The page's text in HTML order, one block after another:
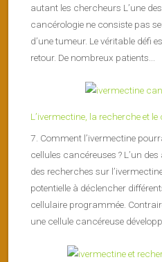
autant les chercheurs L’une
cancérologie ne consiste pas
d’une tumeur. Le véritable défi
retour. De nombreux patients...
L’ivermectine, la recherche et
7. Comment l’ivermectine
cellules cancéreuses ? L’un
des recherches sur
potentielle à déclencher
cellulaire programmée.
une cellule cancéreuse